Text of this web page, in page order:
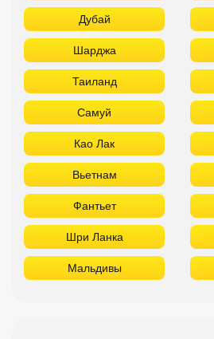
Дубай
Шарджа
Таиланд
Самуй
Као Лак
Вьетнам
Фантьет
Шри Ланка
Мальдивы